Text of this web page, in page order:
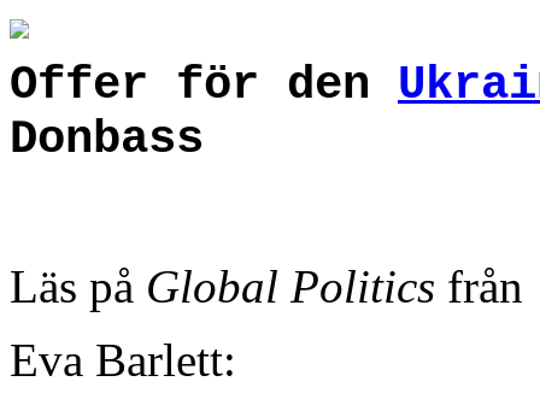
Offer för den
Donbass
Läs på Global Politics från
Eva Barlett: